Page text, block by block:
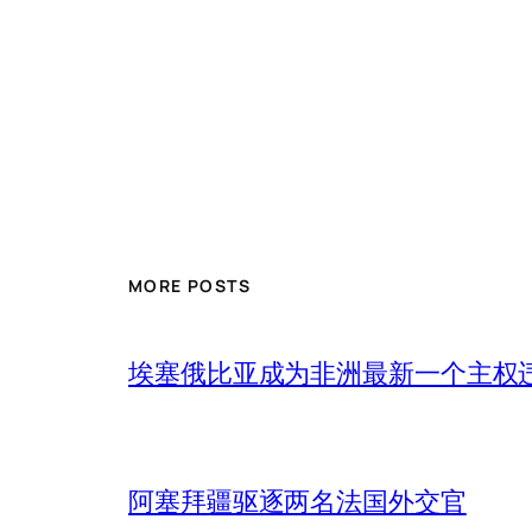
MORE POSTS
埃塞俄比亚成为非洲最新一个主权
阿塞拜疆驱逐两名法国外交官